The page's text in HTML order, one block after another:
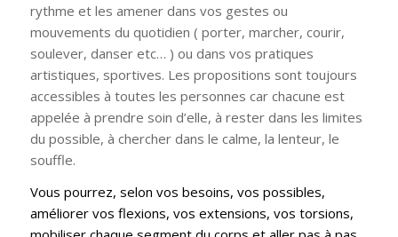
rythme et les amener dans vos gestes ou
mouvements du quotidien ( porter, marcher, courir,
soulever, danser etc… ) ou dans vos pratiques
artistiques, sportives. Les propositions sont toujours
accessibles à toutes les personnes car chacune est
appelée à prendre soin d’elle, à rester dans les limites
du possible, à chercher dans le calme, la lenteur, le
souffle.
Vous pourrez, selon vos besoins, vos possibles,
améliorer vos flexions, vos extensions, vos torsions,